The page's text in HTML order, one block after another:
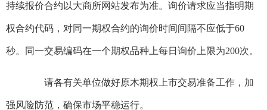
持续报价合约以大商所网站发布为准。询价请求应当指明期
权合约代码，对同一期权合约的询价时间间隔不应低于60
秒。同一交易编码在一个期权品种上每日询价上限为200次。
请各有关单位做好原木期权上市交易准备工作，加
强风险防范，确保市场平稳运行。